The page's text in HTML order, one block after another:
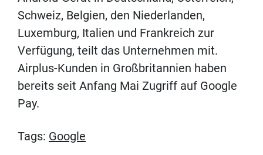
Schweiz, Belgien, den Niederlanden,
Luxemburg, Italien und Frankreich zur
Verfügung, teilt das Unternehmen mit.
Airplus-Kunden in Großbritannien haben
bereits seit Anfang Mai Zugriff auf Google
Pay.
Tags: Google